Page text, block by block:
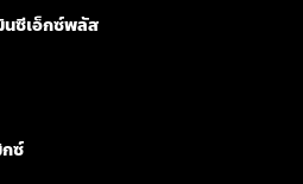
ซีเอ็กซ์พลัส
ซ์